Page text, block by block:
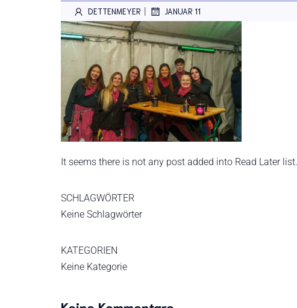
DETTENMEYER | JANUAR 11
It seems there is not any post added into Read Later list.
SCHLAGWÖRTER
Keine Schlagwörter
KATEGORIEN
Keine Kategorie